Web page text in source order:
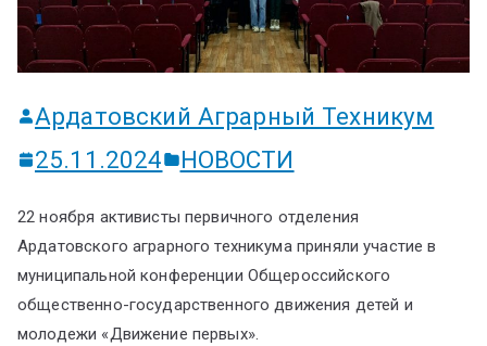
Ардатовский Аграрный Техникум
25.11.2024
НОВОСТИ
22 ноября активисты первичного отделения
Ардатовского аграрного техникума приняли участие в
муниципальной конференции Общероссийского
общественно-государственного движения детей и
молодежи «Движение первых».